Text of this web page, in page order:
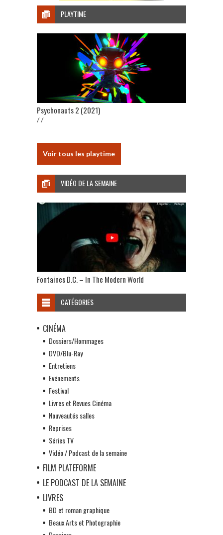
PLAYTIME
Psychonauts 2 (2021)
/ /
Voir tous les playtime
VIDÉO DE LA SEMAINE
Fontaines D.C. – In The Modern World
CATÉGORIES
CINÉMA
Dossiers/Hommages
DVD/Blu-Ray
Entretiens
Evénements
Festival
Livres et Revues Cinéma
Nouveautés salles
Reprises
Séries TV
Vidéo / Podcast de la semaine
FILM PLATEFORME
LE PODCAST DE LA SEMAINE
LIVRES
BD et roman graphique
Beaux Arts et Photographie